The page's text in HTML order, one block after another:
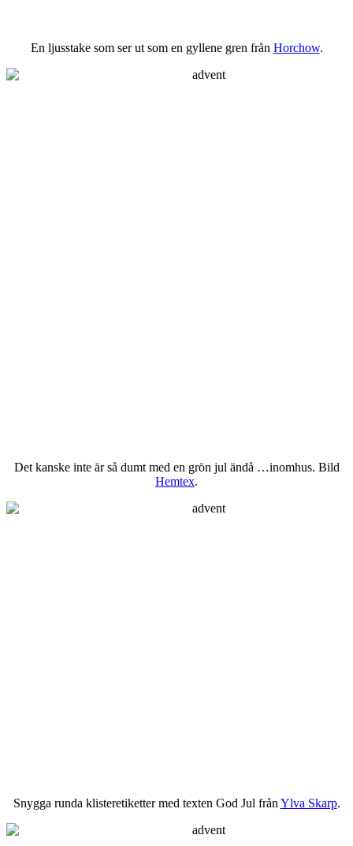
En ljusstake som ser ut som en gyllene gren från Horchow.
Det kanske inte är så dumt med en grön jul ändå …inomhus. Bild
Hemtex.
Snygga runda klisteretiketter med texten God Jul från Ylva Skarp.